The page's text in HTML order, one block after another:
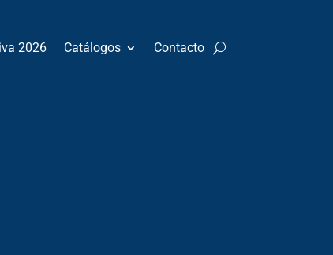
2026 Catálogos Contacto